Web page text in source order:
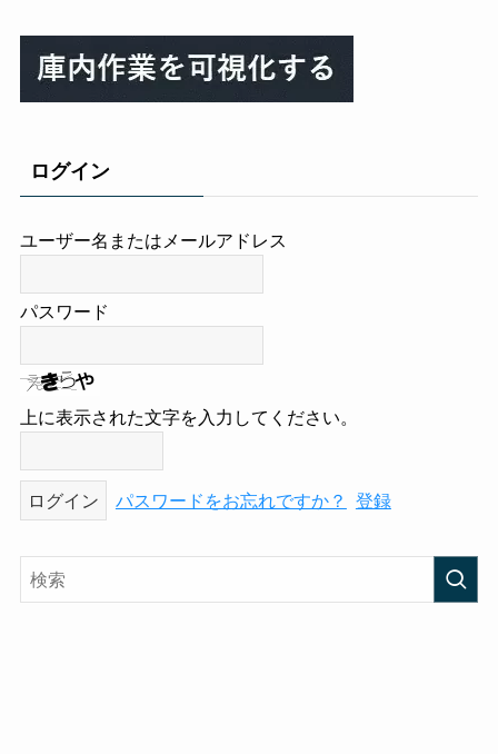
ログイン
ユーザー名またはメールアドレス
パスワード
上に表示された文字を入力してください。
パスワードをお忘れですか？ 登録